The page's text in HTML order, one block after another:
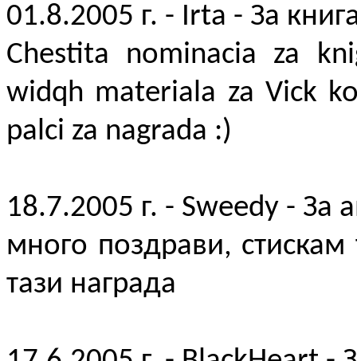
01.8.2005 г. - Irta - За
Chestita nominacia za
widqh materiala za Vick
palci za nagrada :)
18.7.2005 г. - Sweedy - За
много поздрави,
тази награда